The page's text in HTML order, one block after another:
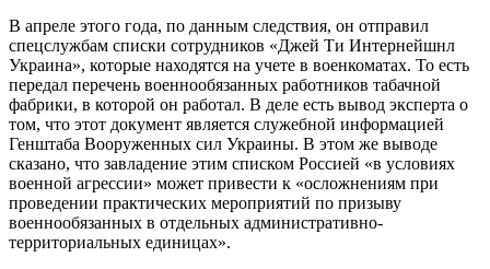
В апреле этого года, по данным следствия, он отправил
спецслужбам списки сотрудников «Джей Ти Интернейшнл
Украина», которые находятся на учете в военкоматах. То есть
передал перечень военнообязанных работников табачной
фабрики, в которой он работал. В деле есть вывод эксперта о
том, что этот документ является служебной информацией
Генштаба Вооруженных сил Украины. В этом же выводе
сказано, что завладение этим списком Россией «в условиях
военной агрессии» может привести к «осложнениям при
проведении практических мероприятий по призыву
военнообязанных в отдельных административно-
территориальных единицах».